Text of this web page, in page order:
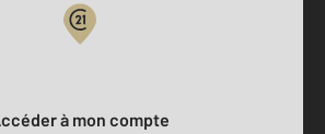
Accéder à mon compte